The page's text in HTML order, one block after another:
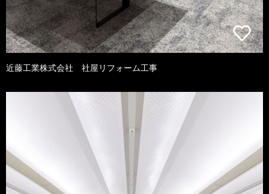
近藤工業株式会社 社屋リフォーム工事